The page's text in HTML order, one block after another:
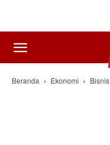
Beranda Ekonomi Bisnis